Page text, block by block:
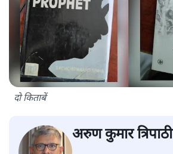
दो किताबें
अरुण कुमार त्रिपाठी